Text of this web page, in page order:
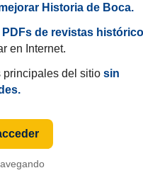
Historia de Boca.
PDFs de revistas
en Internet.
principales del sitio sin